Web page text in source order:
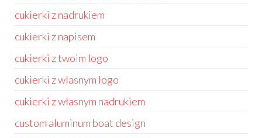
cukierki z nadrukiem
cukierki z napisem
cukierki z twoim logo
cukierki z wlasnym logo
cukierki z własnym nadrukiem
custom aluminum boat design